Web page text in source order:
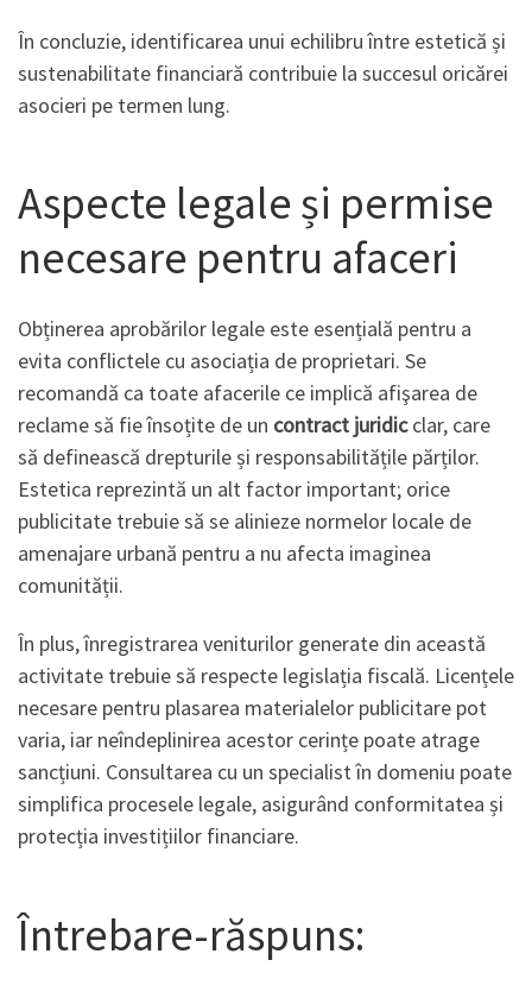
În concluzie, identificarea unui echilibru între estetică și
sustenabilitate financiară contribuie la succesul oricărei
asocieri pe termen lung.
Aspecte legale și permise
necesare pentru afaceri
Obținerea aprobărilor legale este esențială pentru a
evita conflictele cu asociația de proprietari. Se
recomandă ca toate afacerile ce implică afişarea de
reclame să fie însoțite de un contract juridicclar, care
să definească drepturile și responsabilitățile părților.
Estetica reprezintă un alt factor important; orice
publicitate trebuie să se alinieze normelor locale de
amenajare urbană pentru a nu afecta imaginea
comunității.
În plus, înregistrarea veniturilor generate din această
activitate trebuie să respecte legislația fiscală. Licențele
necesare pentru plasarea materialelor publicitare pot
varia, iar neîndeplinirea acestor cerințe poate atrage
sancțiuni. Consultarea cu un specialist în domeniu poate
simplifica procesele legale, asigurând conformitatea și
protecția investițiilor financiare.
Întrebare-răspuns: